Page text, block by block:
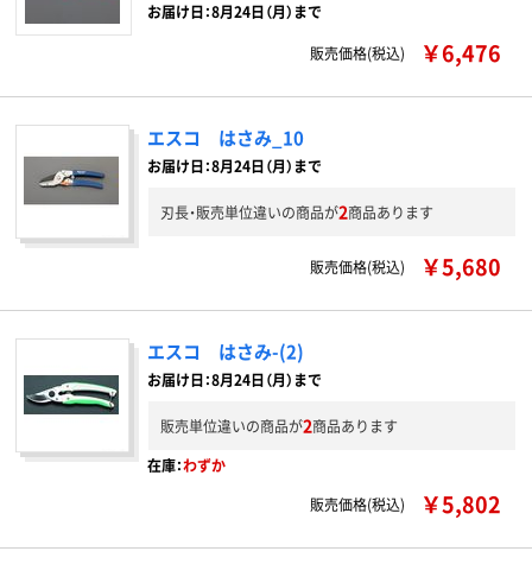
お届け日：8月24日（月）まで
販売価格(税込) ￥6,476
エスコ はさみ_10
お届け日：8月24日（月）まで
刃長・販売単位違いの商品が2商品あります
販売価格(税込) ￥5,680
エスコ はさみ-(2)
お届け日：8月24日（月）まで
販売単位違いの商品が2商品あります
在庫：わずか
販売価格(税込)
￥5,802